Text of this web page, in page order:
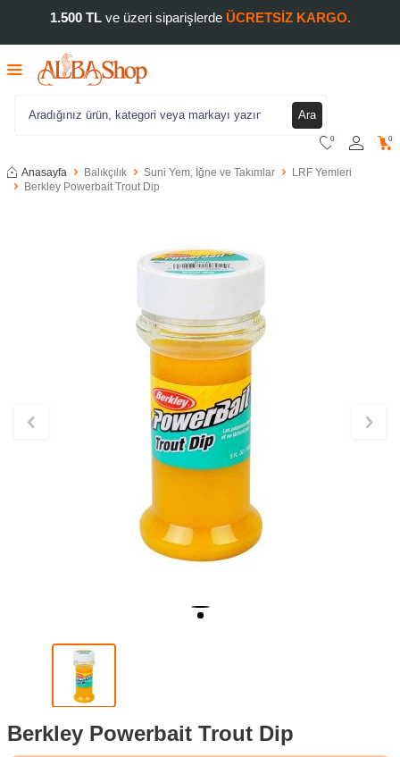
1.500 TLve üzeri siparişlerde ÜCRETSİZ KARGO.
Ara
0 0
Anasayfa Balıkçılık Suni Yem, İğne ve Takımlar
LRF Yemleri
Berkley Powerbait Trout Dip
Berkley Powerbait Trout Dip